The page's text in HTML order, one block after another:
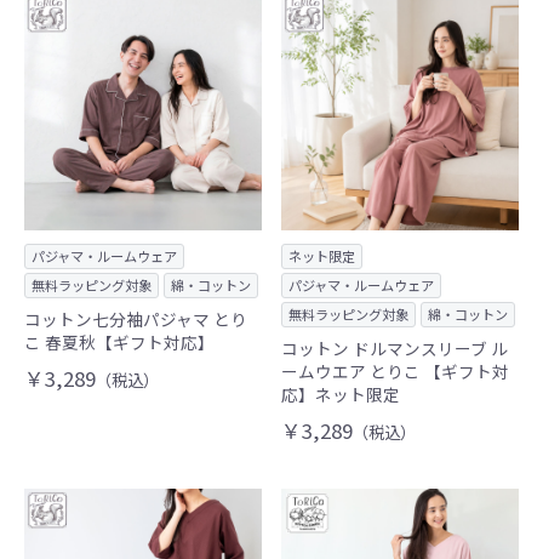
パジャマ・ルームウェア
無料ラッピング対象
綿・コットン
コットン七分袖パジャマ とり
こ 春夏秋【ギフト対応】
￥3,289 （税込）
ネット限定
パジャマ・ルームウェア
無料ラッピング対象
綿・コットン
コットン ドルマンスリーブ ル
ームウエア とりこ 【ギフト対
応】ネット限定
￥3,289 （税込）